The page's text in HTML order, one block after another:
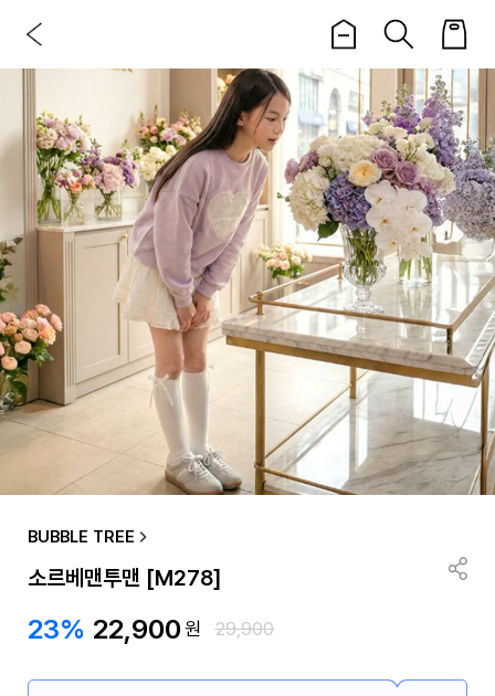
BUBBLE TREE
소르베맨투맨 [M278]
23% 22,900원 29,900